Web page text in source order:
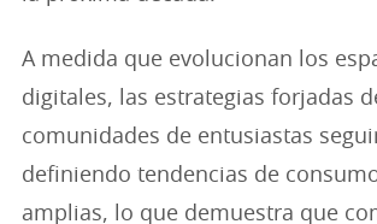
A medida que evolucionan los
digitales, las estrategias forjadas
comunidades de entusiastas
definiendo tendencias de
amplias, lo que demuestra que